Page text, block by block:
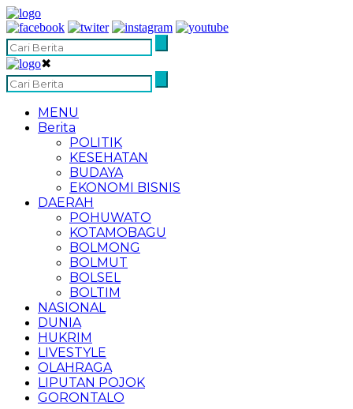
✖
MENU
Berita
POLITIK
KESEHATAN
BUDAYA
EKONOMI BISNIS
DAERAH
POHUWATO
KOTAMOBAGU
BOLMONG
BOLMUT
BOLSEL
BOLTIM
NASIONAL
DUNIA
HUKRIM
LIVESTYLE
OLAHRAGA
LIPUTAN POJOK
GORONTALO